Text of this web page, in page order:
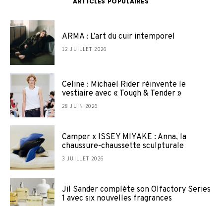
ARMA : L’art du cuir intemporel
12 JUILLET 2026
Celine : Michael Rider réinvente le
vestiaire avec « Tough & Tender »
28 JUIN 2026
Camper x ISSEY MIYAKE : Anna, la
chaussure-chaussette sculpturale
3 JUILLET 2026
Jil Sander complète son Olfactory Series
1 avec six nouvelles fragrances